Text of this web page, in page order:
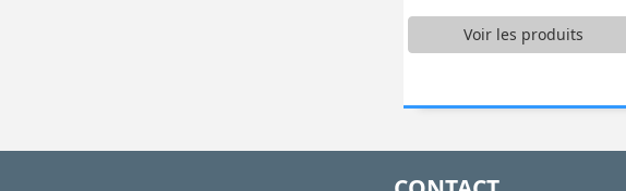
Voir les produits